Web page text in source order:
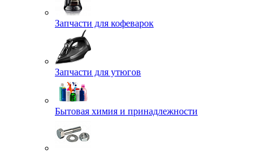
Запчасти для кофеварок
Запчасти для утюгов
Бытовая химия и принадлежности